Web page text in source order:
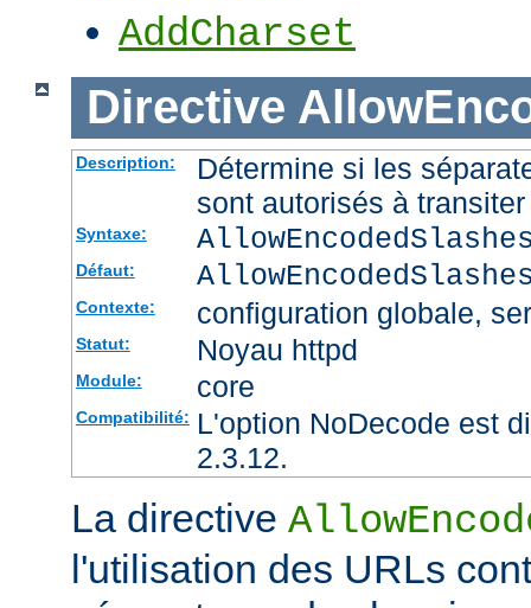
AddCharset
Directive
Description:
Détermine si les
sont autorisés à
Syntaxe:
Défaut:
Contexte: configuration globale,
Statut: Noyau httpd
Module: core
Compatibilité: L'option NoDecode est
2.3.12.
La directive
l'utilisation des URLs